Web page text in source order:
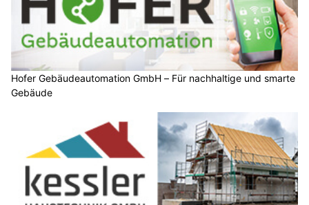
Hofer Gebäudeautomation GmbH – Für nachhaltige und smarte
Gebäude